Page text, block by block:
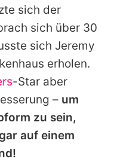
sich der
sich über 30
sich Jeremy
erholen.
-Star aber
– um
zu sein,
auf einem